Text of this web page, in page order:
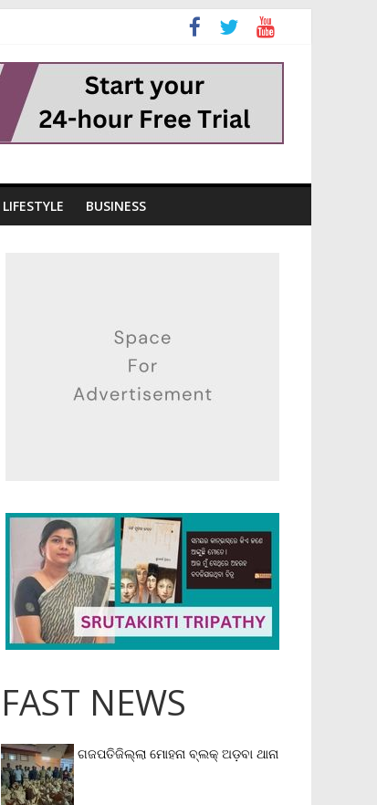
LIFESTYLE BUSINESS
FAST NEWS
ଗଜପତିଜିଲ୍ଲା ମୋହନା ବ୍ଲକ୍‌ ଅଡ଼ବା ଥାନା